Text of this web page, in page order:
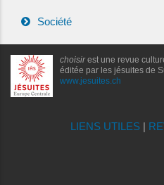
Société
choisirest une revue
éditée par les jésuites de
www.jesuites.ch
LIENS UTILES|